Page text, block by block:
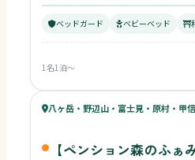
ベッドガード ベビーベッド
1名1泊〜
65ベビー
58キッズ
八ヶ岳・野辺山・富士見・原村・甲
【ペンション森のふぁ